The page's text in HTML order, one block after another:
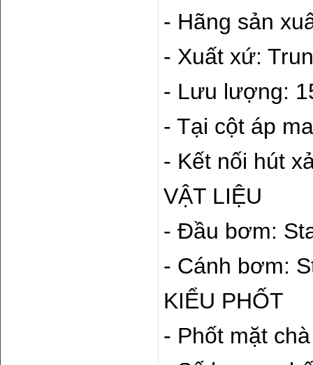
- Hãng sản
- Xuất xứ:
- Lưu lượng:
- Tại cột áp
- Kết nối hút
VẬT LIỆU
- Đầu bơm:
- Cánh bơm:
KIỂU PHỐT
- Phốt mặt